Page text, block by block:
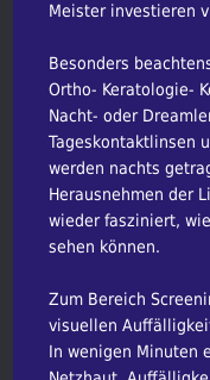
Meister investieren
Besonders
Ortho- Keratologie-
Nacht- oder
Tageskontaktlinsen
werden nachts
Herausnehmen der
wieder fasziniert,
sehen können.
Zum Bereich
visuellen
In wenigen Minuten